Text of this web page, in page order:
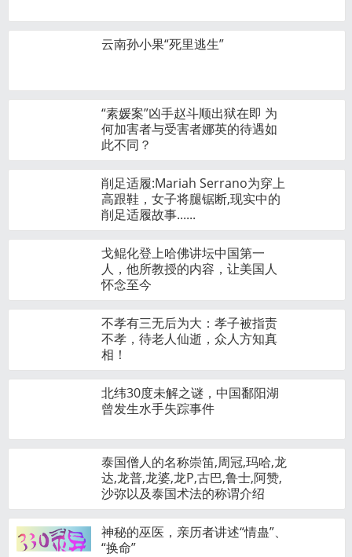
云南孙小果“死里逃生”
“素媛案”凶手赵斗顺出狱在即 为
何加害者与受害者娜英的待遇如
此不同？
削足适履:Mariah Serrano为穿上
高跟鞋，女子将腿锯断,现实中的
削足适履故事......
戈鲲化登上哈佛讲坛中国第一
人，他所教授的内容，让美国人
怀念至今
不孝有三无后为大：孝子被指责
不孝，待老人仙逝，众人方知真
相！
北纬30度未解之谜，中国鄱阳湖
曾发生水手失踪事件
泰国僧人的名称崇笛,周冠,玛哈,龙
达,龙普,龙婆,龙P,古巴,鲁士,阿赞,
沙弥以及泰国术法的称谓介绍
神秘的巫医，亲历者讲述“情蛊”、
“换命”